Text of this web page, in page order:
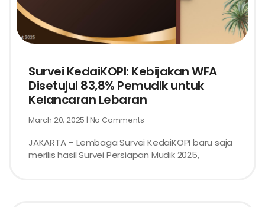
Survei KedaiKOPI: Kebijakan WFA
Disetujui 83,8% Pemudik untuk
Kelancaran Lebaran
March 20, 2025 No Comments
JAKARTA – Lembaga Survei KedaiKOPI baru saja
merilis hasil Survei Persiapan Mudik 2025,